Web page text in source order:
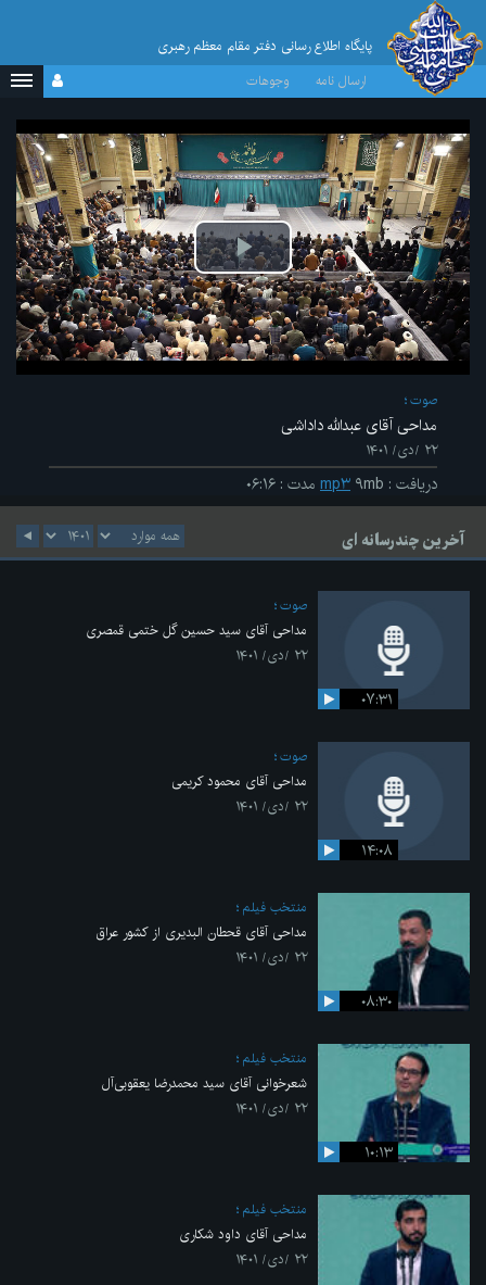
پایگاه اطلاع رسانی دفتر مقام معظم رهبری
ارسال نامه
وجوهات
پخش
ویدیو
صوت
مداحی آقای عبدالله داداشی
۲۲ /دی/ ۱۴۰۱
دریافت : mp۳ ۹mb مدت : ۰۶:۱۶
آخرین چندرسانه ای
۰۷:۳۱
صوت
مداحی آقای سید حسین گل ختمی قمصری
۲۲ /دی/ ۱۴۰۱
۱۴:۰۸
صوت
مداحی آقای محمود کریمی
۲۲ /دی/ ۱۴۰۱
۰۸:۳۰
منتخب فیلم
مداحی آقای قحطان البدیری از کشور عراق
۲۲ /دی/ ۱۴۰۱
۱۰:۱۳
منتخب فیلم
شعرخوانی آقای سید محمدرضا یعقوبی‌آل
۲۲ /دی/ ۱۴۰۱
منتخب فیلم
مداحی آقای داود شکاری
۲۲ /دی/ ۱۴۰۱